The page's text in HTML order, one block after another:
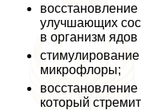
улучшающих
в организм ядов
микрофлоры;
который